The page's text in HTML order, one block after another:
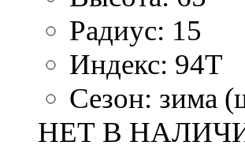
Радиус: 15
Индекс: 94T
Сезон: зима
НЕТ В